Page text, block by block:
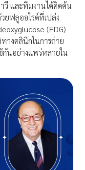
วี และทีมงานได้คิดค้น
ยฟลูออไรด์ที่เปล่ง
(FDG)
างคลินิกในการถ่าย
กันอย่างแพร่หลายใน